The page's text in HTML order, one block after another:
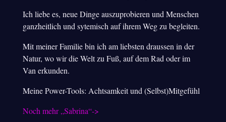
Ich liebe es, neue Dinge auszuprobieren und Menschen
ganzheitlich und sytemisch auf ihrem Weg zu begleiten.
Mit meiner Familie bin ich am liebsten draussen in der
Natur, wo wir die Welt zu Fuß, auf dem Rad oder im
Van erkunden.
Meine Power-Tools: Achtsamkeit und (Selbst)Mitgefühl
Noch mehr „Sabrina“->